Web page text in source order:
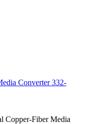
Converter 332-
Copper-Fiber Media